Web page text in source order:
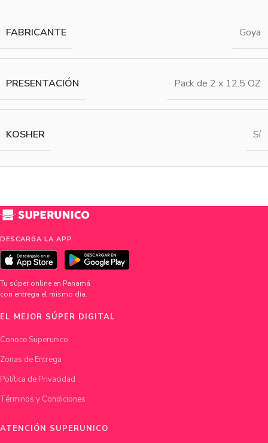
FABRICANTE Goya
PRESENTACIÓN Pack de 2 x 12.5 OZ
KOSHER Sí
DESCARGA LA APP
Tu súper online en Panamá
con entrega el mismo día.
EL MEJOR SÚPER DIGITAL
Conoce Superunico
Zonas de Entrega
Política de Privacidad
Términos y Condiciones
ATENCIÓN SUPERUNICO